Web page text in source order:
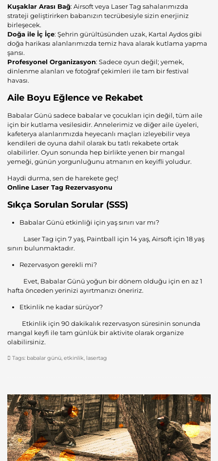
Kuşaklar Arası Bağ: Airsoft veya Laser Tag sahalarımızda
strateji geliştirirken babanızın tecrübesiyle sizin enerjiniz
birleşecek.
Doğa ile İç İçe: Şehrin gürültüsünden uzak, Kartal Aydos gibi
doğa harikası alanlarımızda temiz hava alarak kutlama yapma
şansı.
Profesyonel Organizasyon: Sadece oyun değil; yemek,
dinlenme alanları ve fotoğraf çekimleri ile tam bir festival
havası.
Aile Boyu Eğlence ve Rekabet
Babalar Günü sadece babalar ve çocukları için değil, tüm aile
için bir kutlama vesilesidir. Annelerimiz ve diğer aile üyeleri,
kafeterya alanlarımızda heyecanlı maçları izleyebilir veya
kendileri de oyuna dahil olarak bu tatlı rekabete ortak
olabilirler. Oyun sonunda hep birlikte yenen bir mangal
yemeği, günün yorgunluğunu atmanın en keyifli yoludur.
Haydi durma, sen de harekete geç!
Online Laser Tag Rezervasyonu
Sıkça Sorulan Sorular (SSS)
Babalar Günü etkinliği için yaş sınırı var mı?
Laser Tag için 7 yaş, Paintball için 14 yaş, Airsoft için 18 yaş
sınırı bulunmaktadır.
Rezervasyon gerekli mi?
Evet, Babalar Günü yoğun bir dönem olduğu için en az 1
hafta önceden yerinizi ayırtmanızı öneririz.
Etkinlik ne kadar sürüyor?
Etkinlik için 90 dakikalık rezervasyon süresinin sonunda
mangal keyfi ile tam günlük bir aktivite olarak organize
olabilirsiniz.
Tags: babalar günü etkinlik lasertag